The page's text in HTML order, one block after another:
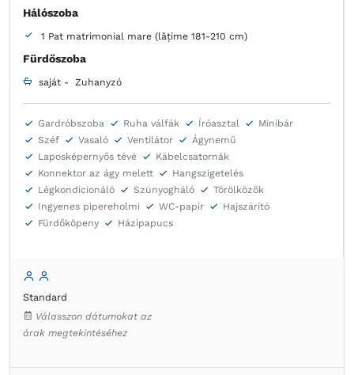
Ruhaszekrény
Ágynemű
Laposképernyős tévé
Kábelcsatornák
Hangszigetelés
Hajszárító
Fürdőköpeny
Hálószoba
1 Pat matrimonial mare (lățime 181-210 cm)
Fürdőszoba
saját - Zuhanyzó
Gardróbszoba Ruha válfák Íróasztal
Minibár
Széf
Vasaló Ventilátor
Ágynemű
Laposképernyős tévé
Kábelcsatornák
Konnektor az ágy melett
Hangszigetelés
Légkondicionáló
Szúnyogháló
Törölközők
Ingyenes pipereholmi
WC-papír
Hajszárító
Fürdőköpeny
Házipapucs
Standard
Válasszon dátumokat az
árak megtekintéséhez